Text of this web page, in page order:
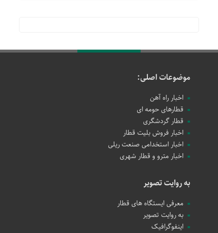
موضوعات اصلی:
اخبار راه آهن
قطارهای حومه ای
قطار گردشگری
اخبار فروش بلیت قطار
اخبار استخدامی صنعت ریلی
اخبار مترو و قطار شهری
به روایت تصویر
معرفی ایستگاه های قطار
به روایت تصویر
اینفوگرافیک